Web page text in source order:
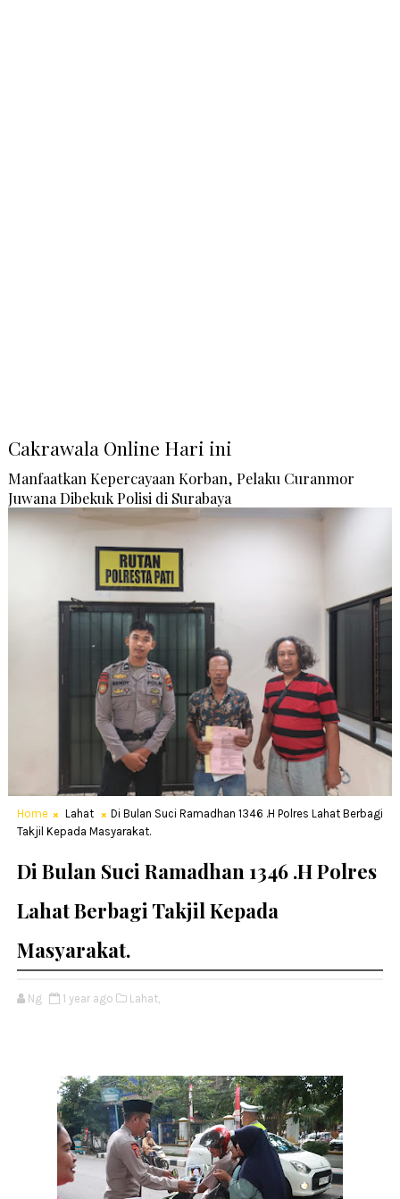
Cakrawala Online Hari ini
Manfaatkan Kepercayaan Korban, Pelaku Curanmor
Juwana Dibekuk Polisi di Surabaya
Home Lahat
Di Bulan Suci Ramadhan 1346 .H Polres Lahat Berbagi
Takjil Kepada Masyarakat.
Di Bulan Suci Ramadhan 1346 .H Polres
Lahat Berbagi Takjil Kepada
Masyarakat.
Ng 1 year ago Lahat,